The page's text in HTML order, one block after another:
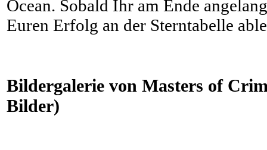
Ocean. Sobald Ihr am Ende
Euren Erfolg an der Sterntabelle
Bildergalerie von Masters of
Bilder)